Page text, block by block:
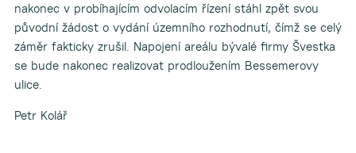
nakonec v probíhajícím odvolacím řízení stáhl zpět svou
původní žádost o vydání územního rozhodnutí, čímž se celý
záměr fakticky zrušil. Napojení areálu bývalé firmy Švestka
se bude nakonec realizovat prodloužením Bessemerovy
ulice.
Petr Kolář